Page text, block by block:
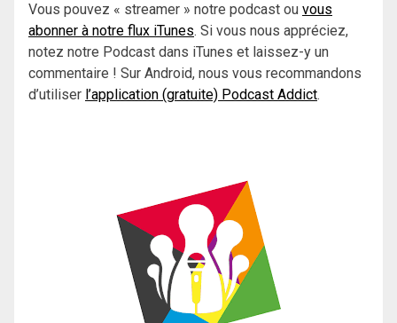
Vous pouvez « streamer » notre podcast ou vous
abonner à notre flux iTunes. Si vous nous appréciez,
notez notre Podcast dans iTunes et laissez-y un
commentaire ! Sur Android, nous vous recommandons
d’utiliser l’application (gratuite) Podcast Addict.